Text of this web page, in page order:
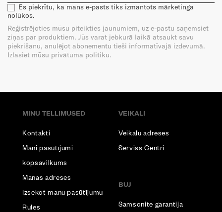
Es piekrītu, ka mans e-pasts tiks izmantots mārketinga
nolūkos.
Reģistrējoties mūsu piteikties jaunumiem, uz e-pastu saņemsiet
ziņas par produktiem. Jūs varat jebkurā laikā atsaukt savu
piekrišanu, anulējot abonementu tieši informatīvajā izdevumā.
Izlasiet mūsu privātuma politiku.
MINU TELLIMUSED
Kontakti
Mani pasūtījumi
kopsavilkums
Manas adreses
Izsekot manu pasūtījumu
Rules
VEIKALI
Veikalu adreses
Serviss Centri
BUJ
Samsonite garantija